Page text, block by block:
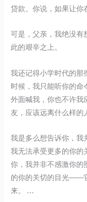
贷款。你说，如果让你
可是，父亲，我绝没有
此的艰辛之上。
我还记得小学时代的那
时候，我只能听你的命
外面喊我，你也不许我
友，应该远离什么样的
我是多么想告诉你，我
我无法承受更多的你
你，我并非不感激你的
的你的关切的目光——
来。 …